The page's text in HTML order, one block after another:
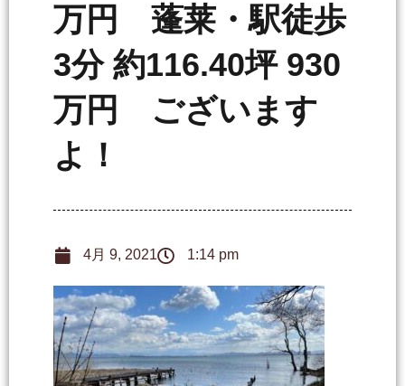
万円 蓬莱・駅徒歩
3分 約116.40坪 930
万円 ございます
よ！
4月 9, 2021 1:14 pm